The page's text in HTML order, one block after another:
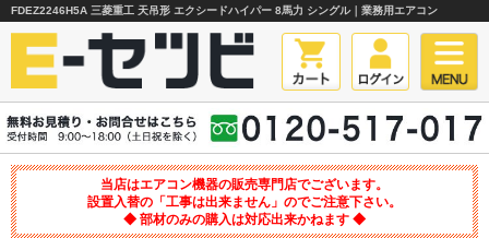
FDEZ2246H5A 三菱重工 天吊形 エクシードハイパー 8馬力 シングル｜業務用エアコン
当店はエアコン機器の販売専門店でございます。
設置入替の「工事は出来ません」のでご注意下さい。
◆ 部材のみの購入は対応出来かねます ◆